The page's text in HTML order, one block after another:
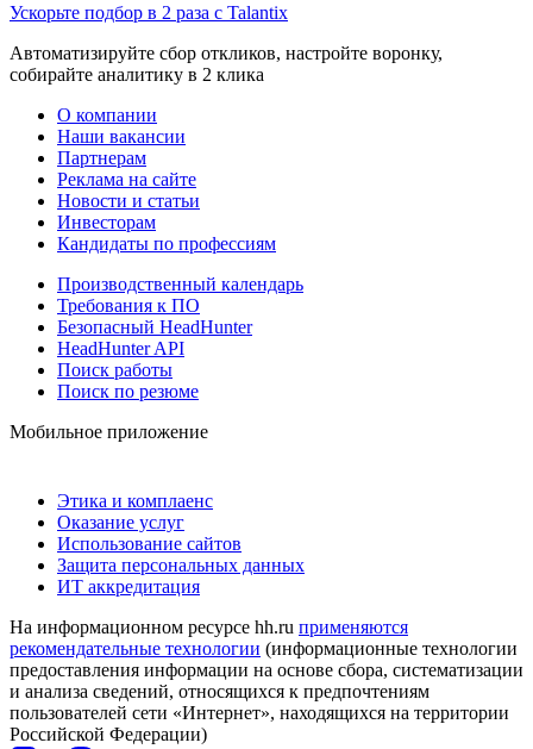
Ускорьте подбор в 2 раза с Talantix
Автоматизируйте сбор откликов, настройте воронку,
собирайте аналитику в 2 клика
О компании
Наши вакансии
Партнерам
Реклама на сайте
Новости и статьи
Инвесторам
Кандидаты по профессиям
Производственный календарь
Требования к ПО
Безопасный HeadHunter
HeadHunter API
Поиск работы
Поиск по резюме
Мобильное приложение
Этика и комплаенс
Оказание услуг
Использование сайтов
Защита персональных данных
ИТ аккредитация
На информационном ресурсе hh.ru применяются
рекомендательные технологии (информационные технологии
предоставления информации на основе сбора, систематизации
и анализа сведений, относящихся к предпочтениям
пользователей сети «Интернет», находящихся на территории
Российской Федерации)